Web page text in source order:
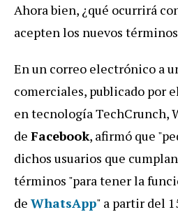
Ahora bien, ¿qué ocurrirá
acepten los nuevos
En un correo electrónico a
comerciales, publicado por
en tecnología TechCrunch,
de Facebook, afirmó que
dichos usuarios que
términos "para tener la
de WhatsApp" a partir del